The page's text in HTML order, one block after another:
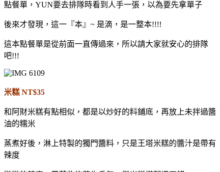
點餐單，YUN要去排隊時看到人手一張，以為要先拿單子
後來才發現，這一『本』~ 是滴，是一整本!!!!
這本點餐單是從前面一直傳過來，所以請大家就安心的排隊
吧!!!
米糕 NT$35
和阿財米糕有點相似，都是以炒好的料鋪底，再放上未拌過醬
油的糯米
蒸煮好後，淋上特製的獨門醬料，只是王塔米糕的醬汁是帶有
辣度